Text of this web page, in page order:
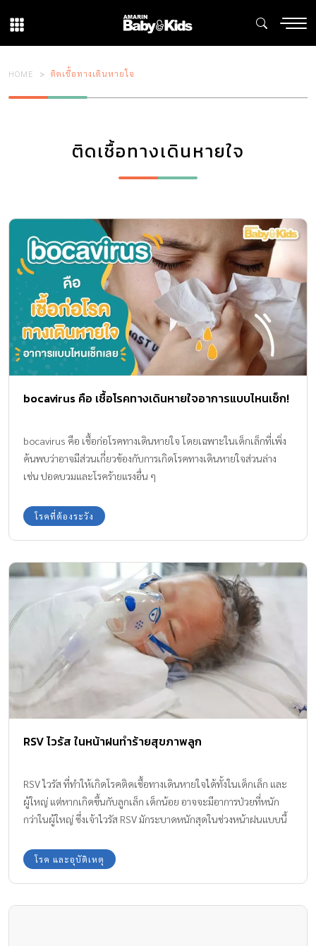
HOME ติดเชื้อทางเดินหายใจ
ติดเชื้อทางเดินหายใจ
bocavirus คือ เชื้อโรคทางเดินหายใจอาการแบบไหนเช็ก!
bocavirus คือ เชื้อก่อโรคทางเดินหายใจ โดยเฉพาะในเด็กเล็กที่เพิ่ง
ค้นพบว่าอาจมีส่วนเกี่ยวข้องกับการเกิดโรคทางเดินหายใจส่วนล่าง
เช่น ปอดบวมและโรคร้ายแรงอื่น ๆ
โรคที่ต้องระวัง
RSV ไวรัส ในหน้าฝนทำร้ายสุขภาพลูก
RSV ไวรัส ที่ทำให้เกิดโรคติดเชื้อทางเดินหายใจได้ทั้งในเด็กเล็ก และ
ผู้ใหญ่ แต่หากเกิดขึ้นกับลูกเล็ก เด็กน้อย อาจจะมีอาการป่วยที่หนัก
กว่าในผู้ใหญ่ ซึ่งเจ้าไวรัส RSV มักระบาดหนักสุดในช่วงหน้าฝนแบบนี้
ป้องกันดูแลรักษาสุขภาพลูกน้อยไม่ให้ป่วยกันค่ะ
โรค และอุบัติเหตุ